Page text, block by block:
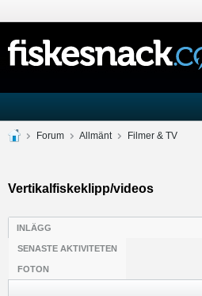
Forum Allmänt Filmer & TV
Vertikalfiskeklipp/videos
INLÄGG
SENASTE AKTIVITETEN
FOTON